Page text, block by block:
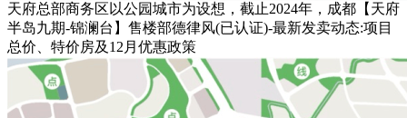
天府总部商务区以公园城市为设想，截止2024年，成都【天府
半岛九期-锦澜台】售楼部德律风(已认证)-最新发卖动态:项目
总价、特价房及12月优惠政策